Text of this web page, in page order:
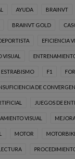
AYUDA BRAINVT
BRAINVT GOLD
EFICIENCIA
VISUAL
ESTRABISMO F1
DE
JUEGOS DE
VISUAL
MOTOR